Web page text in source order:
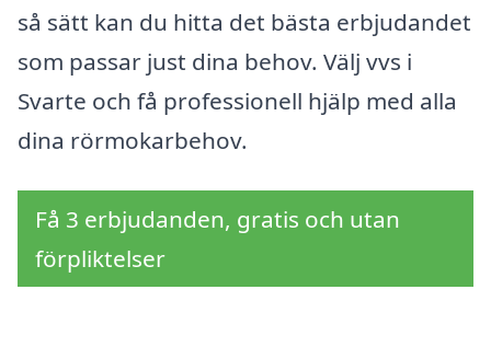
så sätt kan du hitta det bästa erbjudandet
som passar just dina behov. Välj vvs i
Svarte och få professionell hjälp med alla
dina rörmokarbehov.
Få 3 erbjudanden, gratis och utan
förpliktelser